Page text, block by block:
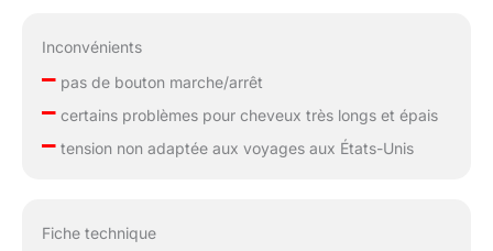
Inconvénients
–pas de bouton marche/arrêt
–certains problèmes pour cheveux très longs et épais
–tension non adaptée aux voyages aux États-Unis
Fiche technique